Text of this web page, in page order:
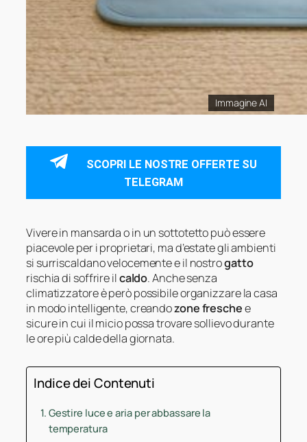
Immagine AI
SCOPRI LE NOSTRE OFFERTE SU
TELEGRAM
Vivere in mansarda o in un sottotetto può essere
piacevole per i proprietari, ma d’estate gli ambienti
si surriscaldano velocemente e il nostrogatto
rischia di soffrire ilcaldo. Anche senza
climatizzatore è però possibile organizzare la casa
in modo intelligente, creandozone freschee
sicure in cui il micio possa trovare sollievo durante
le ore più calde della giornata.
Indice dei Contenuti
Gestire luce e aria per abbassare la
temperatura